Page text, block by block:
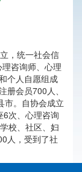
，统一社会信
咨询师、心理
个人自愿组成
会员700人、
市。自协会成立
6次、心理咨询
校、社区、妇
人，受到了社